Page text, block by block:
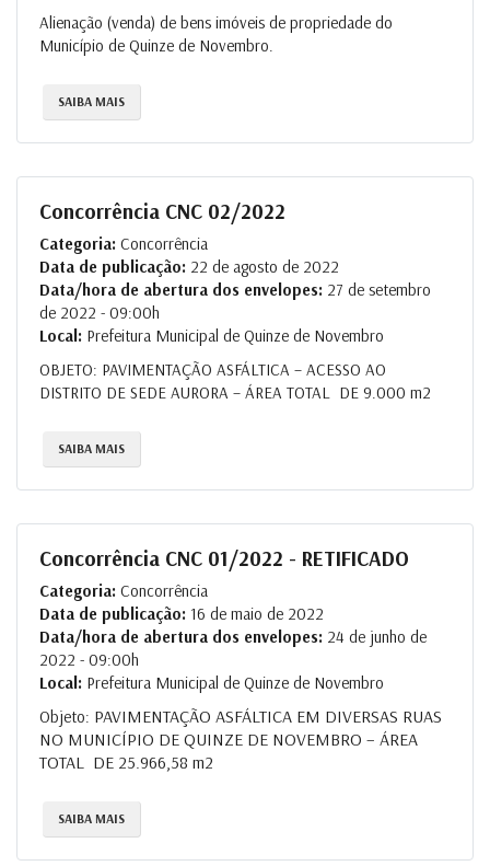
Alienação (venda) de bens imóveis de propriedade do
Município de Quinze de Novembro.
SAIBA MAIS
Concorrência CNC 02/2022
Categoria: Concorrência
Data de publicação: 22 de agosto de 2022
Data/hora de abertura dos envelopes: 27 de setembro
de 2022 - 09:00h
Local: Prefeitura Municipal de Quinze de Novembro
OBJETO: PAVIMENTAÇÃO ASFÁLTICA – ACESSO AO
DISTRITO DE SEDE AURORA – ÁREA TOTAL DE 9.000 m2
SAIBA MAIS
Concorrência CNC 01/2022 - RETIFICADO
Categoria: Concorrência
Data de publicação: 16 de maio de 2022
Data/hora de abertura dos envelopes: 24 de junho de
2022 - 09:00h
Local: Prefeitura Municipal de Quinze de Novembro
Objeto: PAVIMENTAÇÃO ASFÁLTICA EM DIVERSAS RUAS
NO MUNICÍPIO DE QUINZE DE NOVEMBRO – ÁREA
TOTAL
DE 25.966,58 m2
SAIBA MAIS